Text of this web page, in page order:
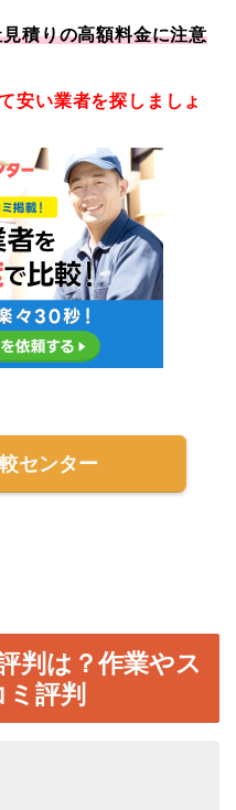
積りの高額料金に注意
安い業者を探しましょ
センター
判は？作業やス
評判